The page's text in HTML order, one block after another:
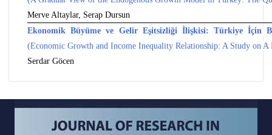
Merve Altaylar, Serap Dursun
Ekonomik Büyüme ve Gelir Eşitsizliği İlişkisi: Türkiye İçin
(Economic Growth and Income Inequality Relationship: A Study on
Serdar Göcen